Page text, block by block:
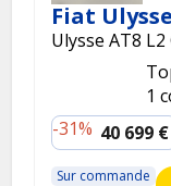
Fiat Ulysse
Ulysse AT8 L2
1
-31% 40 699 €
Sur commande